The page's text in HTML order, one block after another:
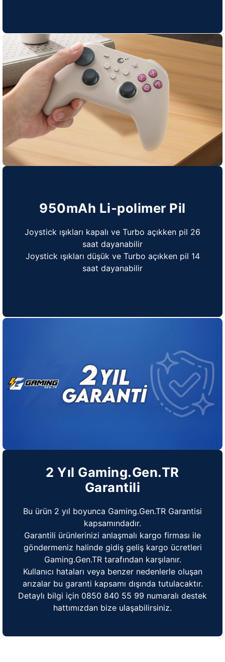
950mAh Li-polimer Pil
Joystick ışıkları kapalı ve Turbo açıkken pil 26
saat dayanabilir
Joystick ışıkları düşük ve Turbo açıkken pil 14
saat dayanabilir
2 Yıl Gaming.Gen.TR
Garantili
Bu ürün 2 yıl boyunca Gaming.Gen.TR Garantisi
kapsamındadır.
Garantili ürünlerinizi anlaşmalı kargo firması ile
göndermeniz halinde gidiş geliş kargo ücretleri
Gaming.Gen.TR tarafından karşılanır.
Kullanıcı hataları veya benzer nedenlerle oluşan
arızalar bu garanti kapsamı dışında tutulacaktır.
Detaylı bilgi için 0850 840 55 99 numaralı destek
hattımızdan bize ulaşabilirsiniz.